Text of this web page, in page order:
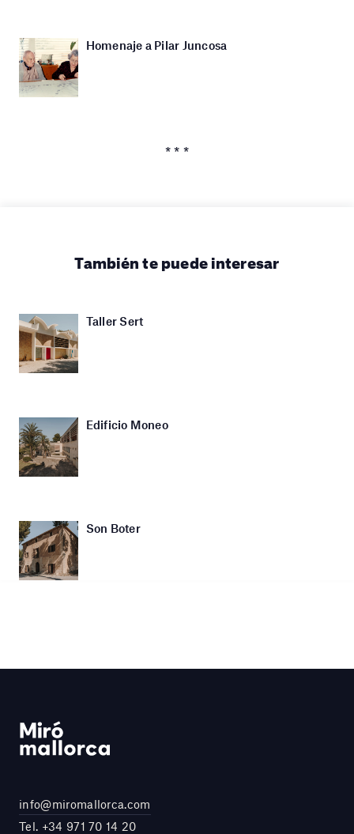
Homenaje a Pilar Juncosa
* * *
También te puede interesar
Taller Sert
Edificio Moneo
Son Boter
info@miromallorca.com
Tel. +34 971 70 14 20